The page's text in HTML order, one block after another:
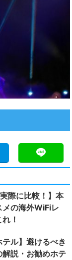
実際に比較！】本
メの海外WiFiレ
！
テル】避けるべき
解説・お勧めホテ